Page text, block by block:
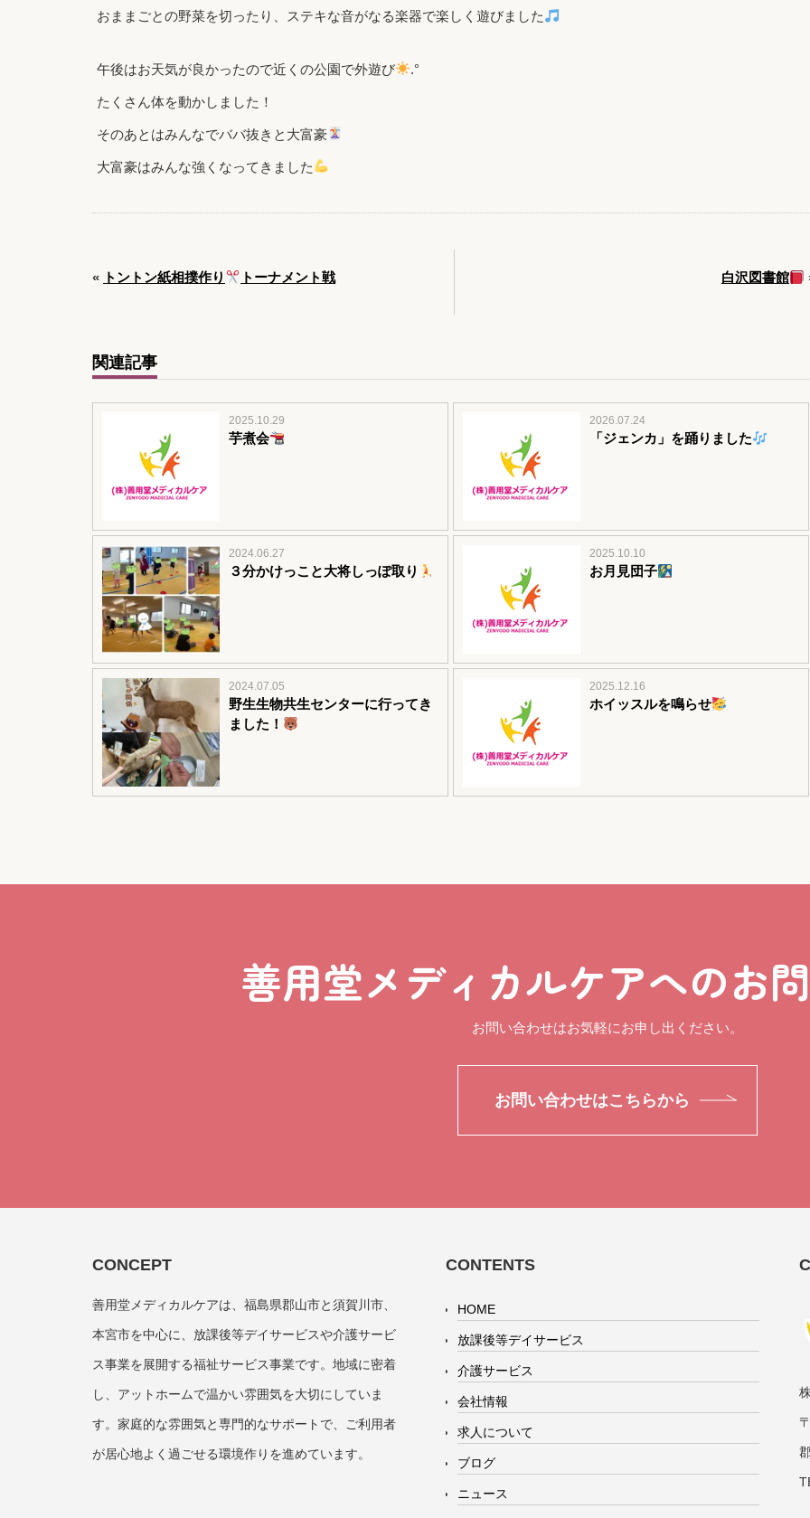
おままごとの野菜を切ったり、ステキな音がなる楽器で楽しく遊びました
午後はお天気が良かったので近くの公園で外遊び .°
たくさん体を動かしました！
そのあとはみんなでババ抜きと大富豪
大富豪はみんな強くなってきました
« トントン紙相撲作り トーナメント戦 白沢図書館
関連記事
2025.10.29
芋煮会
2026.07.24
「ジェンカ」を踊りました
2024.06.27
３分かけっこと大将しっぽ取り
2025.10.10
お月見団子
2024.07.05
野生生物共生センターに行ってき
ました！
2025.12.16
ホイッスルを鳴らせ
善用堂メディカルケアへのお
お問い合わせはお気軽にお申し出ください。
お問い合わせはこちらから
CONCEPT
善用堂メディカルケアは、福島県郡山市と須賀川市、
本宮市を中心に、放課後等デイサービスや介護サービ
ス事業を展開する福祉サービス事業です。地域に密着
し、アットホームで温かい雰囲気を大切にしていま
す。家庭的な雰囲気と専門的なサポートで、ご利用者
が居心地よく過ごせる環境作りを進めています。
CONTENTS
HOME
放課後等デイサービス
介護サービス
会社情報
求人について
ブログ
ニュース